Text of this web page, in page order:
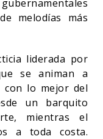
melodías más
liderada por
se animan a
con lo mejor del
un barquito
mientras el
a toda costa.